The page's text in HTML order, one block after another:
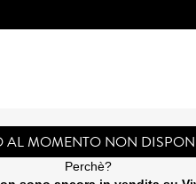
AL MOMENTO NON
Perchè?